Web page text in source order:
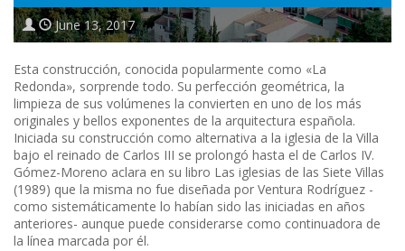
June 13, 2017
Esta construcción, conocida popularmente como «La
Redonda», sorprende todo. Su perfección geométrica, la
limpieza de sus volúmenes la convierten en uno de los más
originales y bellos exponentes de la arquitectura española.
Iniciada su construcción como alternativa a la iglesia de la Villa
bajo el reinado de Carlos III se prolongó hasta el de Carlos IV.
Gómez-Moreno aclara en su libro Las iglesias de las Siete Villas
(1989) que la misma no fue diseñada por Ventura Rodríguez -
como sistemáticamente lo habían sido las iniciadas en años
anteriores- aunque puede considerarse como continuadora de
la línea marcada por él.